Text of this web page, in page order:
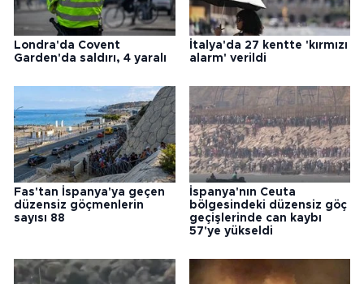
Londra'da Covent
Garden'da saldırı, 4 yaralı
İtalya'da 27 kentte 'kırmızı
alarm' verildi
Fas'tan İspanya'ya geçen
düzensiz göçmenlerin
sayısı 88
İspanya'nın Ceuta
bölgesindeki düzensiz göç
geçişlerinde can kaybı
57'ye yükseldi